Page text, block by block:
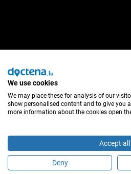
Sei questo
We use cookies
We may place these for analysis of our
show personalised content and to give you
more information about the cookies open
Accept all
Deny